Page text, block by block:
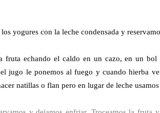
yogures con la leche condensada y
fruta echando el caldo en un cazo, en un
jugo le ponemos al fuego y cuando hierba
natillas o flan pero en lugar de leche